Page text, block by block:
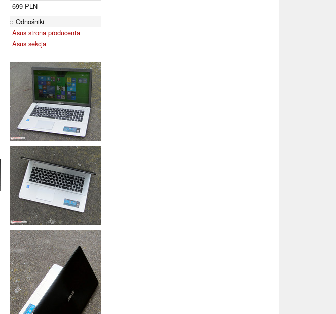
699 PLN
Odnośniki
Asus strona producenta
Asus sekcja